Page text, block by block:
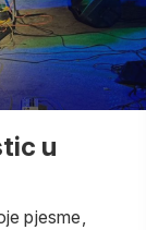
u
pjesme,